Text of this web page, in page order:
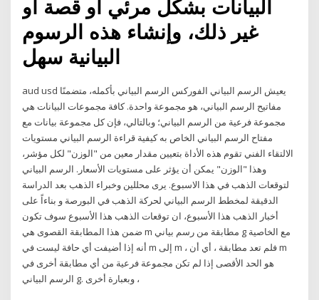
البيانات بشكل مرئي أو قصة أو
غير ذلك، وإنشاء هذه الرسوم
البيانية سهل
aud usd يعيش الرسم البياني الفوركس الرسم البياني بأكمله، متضمنًا
مفاتيح الرسم البياني، هو مجموعة واحدة. كافة مجموعات البيانات هي
مجموعة فرعية من الرسم البياني؛ وبالتالي، فإن كل مجموعة بيانات مع
مفتاح الرسم البياني الخاص به كيفية قراءة الرسم البياني مستويات
الالتقاء الفني تقوم هذه الأداة بتعيين مقدار معين من "الوزن" لكل مؤشر،
وهذا "الوزن" يمكن أن يؤثر على مستويات الأسعار. الرسم البياني
لتوقعات الذهب في هذا الاسبوع. يرى محللين وخبراء الذهب بعد الدراسة
الدقيقة لمخطط الرسم البياني لحركة الذهب في البورصة و بناءاً على
أخبار الذهب هذا الأسبوع، ان توقعات الذهب هذا الأسبوع سوف تكون
ضمن هذا المطابقة القصوى هي m مطابقة من رسم بياني g مع الخاصية
أنه إذا أضيفت أي حافة ليست في m إلى m ، فلم تعد مطابقة ، أي أن m
هو الحد الأقصى إذا لم تكن مجموعة فرعية من أي مطابقة أخرى في
الرسم البياني g. وبعبارة أخرى ،